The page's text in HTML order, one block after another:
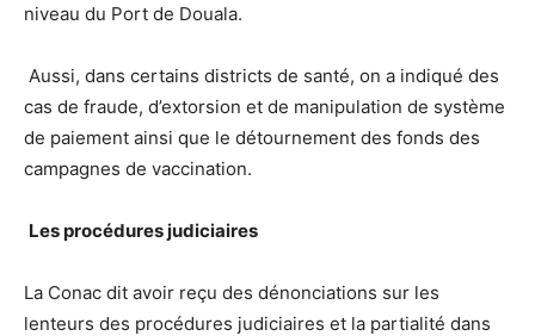
niveau du Port de Douala.
Aussi, dans certains districts de santé, on a indiqué des
cas de fraude, d’extorsion et de manipulation de système
de paiement ainsi que le détournement des fonds des
campagnes de vaccination.
Les procédures judiciaires
La Conac dit avoir reçu des dénonciations sur les
lenteurs des procédures judiciaires et la partialité dans